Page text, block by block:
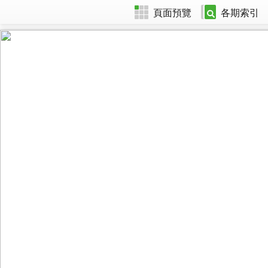
頁面預覽 各期索引